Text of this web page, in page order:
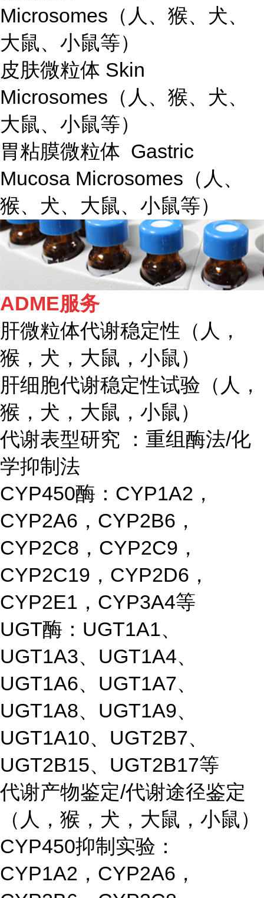
Microsomes（人、猴、犬、
大鼠、小鼠等）
皮肤微粒体 Skin
Microsomes（人、猴、犬、
大鼠、小鼠等）
胃粘膜微粒体 Gastric
Mucosa Microsomes（人、
猴、犬、大鼠、小鼠等）
ADME服务
肝微粒体代谢稳定性（人，
猴，犬，大鼠，小鼠）
肝细胞代谢稳定性试验（人，
猴，犬，大鼠，小鼠）
代谢表型研究 ：重组酶法/化
学抑制法
CYP450酶：CYP1A2，
CYP2A6，CYP2B6，
CYP2C8，CYP2C9，
CYP2C19，CYP2D6，
CYP2E1，CYP3A4等
UGT酶：UGT1A1、
UGT1A3、UGT1A4、
UGT1A6、UGT1A7、
UGT1A8、UGT1A9、
UGT1A10、UGT2B7、
UGT2B15、UGT2B17等
代谢产物鉴定/代谢途径鉴定
（人，猴，犬，大鼠，小鼠）
CYP450抑制实验：
CYP1A2，CYP2A6，